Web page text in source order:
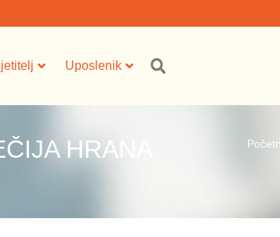
Uposlenik
HRANA